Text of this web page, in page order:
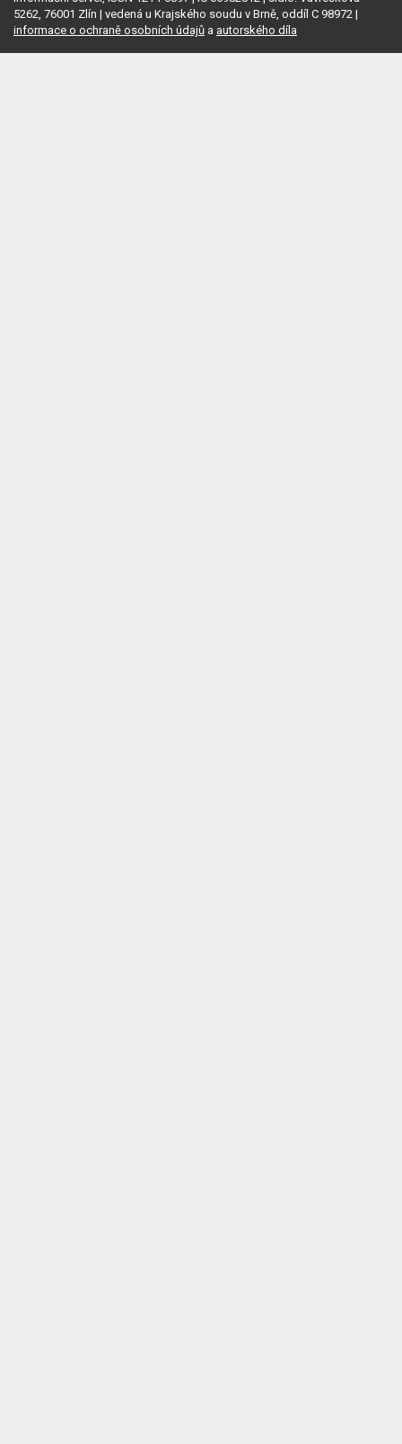
5262, 76001 Zlín | vedená u Krajského soudu v Brně, oddíl C 98972 |
informace o ochraně osobních údajů a autorského díla